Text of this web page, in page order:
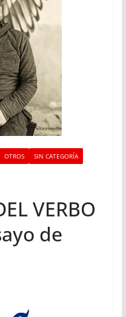
OTROS SIN CATEGORÍA
VERBO
de